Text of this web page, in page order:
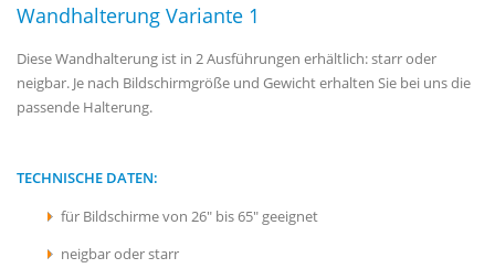
Wandhalterung Variante 1
Diese Wandhalterung ist in 2 Ausführungen erhältlich: starr oder
neigbar. Je nach Bildschirmgröße und Gewicht erhalten Sie bei uns die
passende Halterung.
TECHNISCHE DATEN:
für Bildschirme von 26" bis 65" geeignet
neigbar oder starr